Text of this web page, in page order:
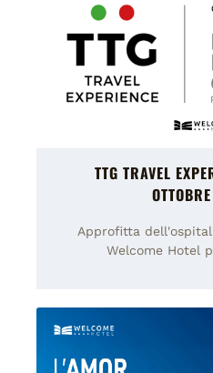
TTG TRAVEL
Approfitta
Welcome Hotel